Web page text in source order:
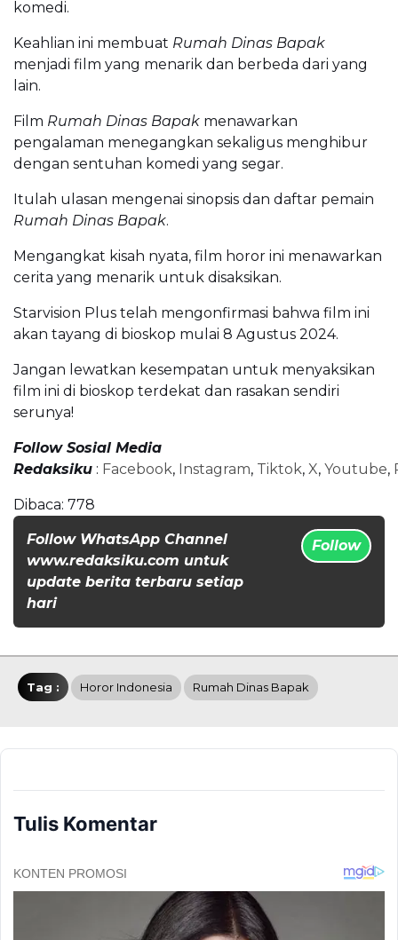
komedi.
Keahlian ini membuat Rumah Dinas Bapak
menjadi film yang menarik dan berbeda dari yang
lain.
Film Rumah Dinas Bapak menawarkan
pengalaman menegangkan sekaligus menghibur
dengan sentuhan komedi yang segar.
Itulah ulasan mengenai sinopsis dan daftar pemain
Rumah Dinas Bapak.
Mengangkat kisah nyata, film horor ini menawarkan
cerita yang menarik untuk disaksikan.
Starvision Plus telah mengonfirmasi bahwa film ini
akan tayang di bioskop mulai 8 Agustus 2024.
Jangan lewatkan kesempatan untuk menyaksikan
film ini di bioskop terdekat dan rasakan sendiri
serunya!
Follow Sosial Media
Redaksiku : Facebook, Instagram, Tiktok, X, Youtube,
Dibaca: 778
Follow WhatsApp Channel
www.redaksiku.com untuk
update berita terbaru setiap
hari
Follow
Tag : Horor Indonesia Rumah Dinas Bapak
Tulis Komentar